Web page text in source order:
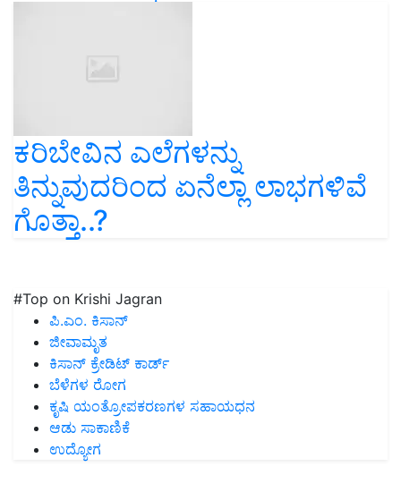
ಕರಿಬೇವಿನ ಎಲೆಗಳನ್ನು
ತಿನ್ನುವುದರಿಂದ ಏನೆಲ್ಲಾ ಲಾಭಗಳಿವೆ
ಗೊತ್ತಾ..?
#Top on Krishi Jagran
ಪಿ.ಎಂ. ಕಿಸಾನ್
ಜೀವಾಮೃತ
ಕಿಸಾನ್ ಕ್ರೇಡಿಟ್ ಕಾರ್ಡ್
ಬೆಳೆಗಳ ರೋಗ
ಕೃಷಿ ಯಂತ್ರೋಪಕರಣಗಳ ಸಹಾಯಧನ
ಆಡು ಸಾಕಾಣಿಕೆ
ಉದ್ಯೋಗ